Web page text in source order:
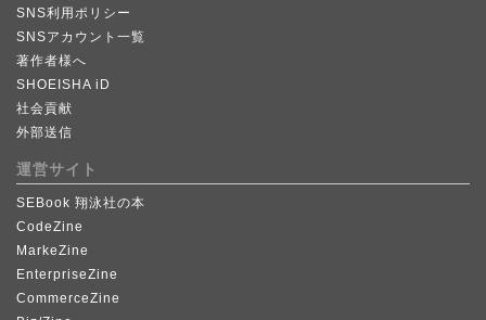
SNS利用ポリシー
SNSアカウント一覧
著作者様へ
SHOEISHA iD
社会貢献
外部送信
運営サイト
SEBook 翔泳社の本
CodeZine
MarkeZine
EnterpriseZine
CommerceZine